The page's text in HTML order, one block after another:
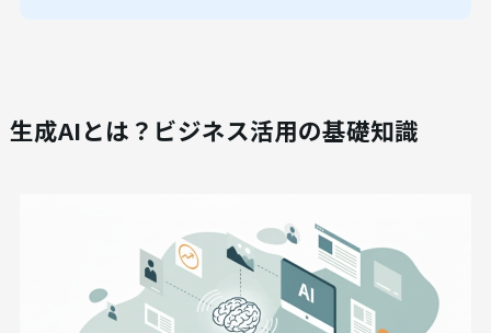
生成AIとは？ビジネス活用の基礎知識